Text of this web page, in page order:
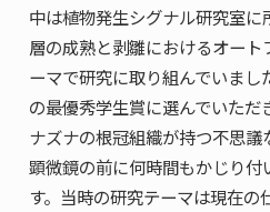
中は植物発生シグナル研究室
層の成熟と剥雛におけるオー
ーマで研究に取り組んでいま
の最優秀学生賞に選んでいた
ナズナの根冠組織が持つ不思議
顕微鏡の前に何時間もかじり付
す。当時の研究テーマは現在の